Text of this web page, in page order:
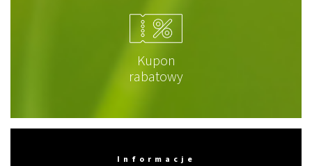
Kupon
rabatowy
Informacje